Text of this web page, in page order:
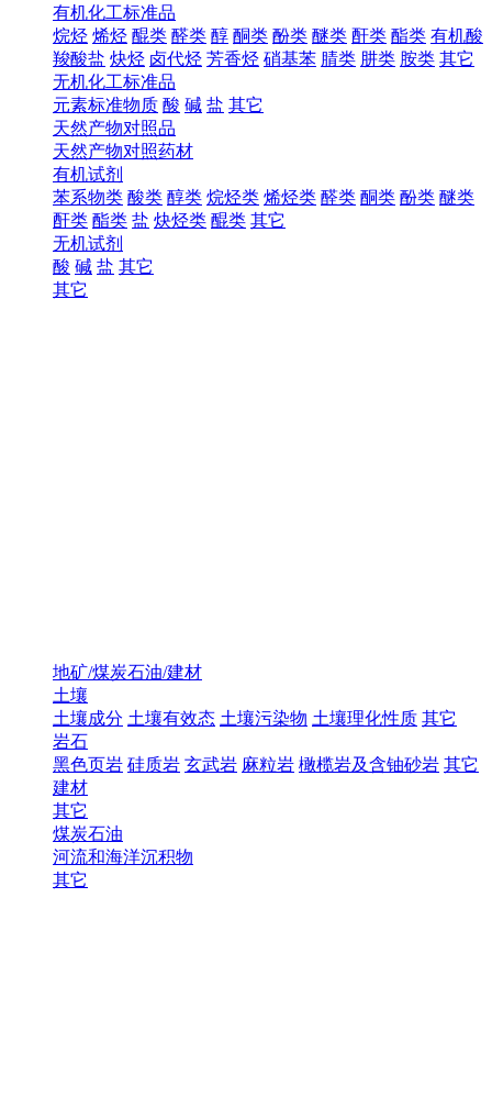
有机化工标准品
烷烃 烯烃 醌类 醛类 醇 酮类 酚类 醚类 酐类 酯类 有机酸
羧酸盐 炔烃 卤代烃 芳香烃 硝基苯 腈类 肼类 胺类 其它
无机化工标准品
元素标准物质 酸 碱 盐 其它
天然产物对照品
天然产物对照药材
有机试剂
苯系物类 酸类 醇类 烷烃类 烯烃类 醛类 酮类 酚类 醚类
酐类 酯类 盐 炔烃类 醌类 其它
无机试剂
酸 碱 盐 其它
其它
地矿/煤炭石油/建材
土壤
土壤成分 土壤有效态 土壤污染物 土壤理化性质 其它
岩石
黑色页岩 硅质岩 玄武岩 麻粒岩 橄榄岩及含铀砂岩 其它
建材
其它
煤炭石油
河流和海洋沉积物
其它